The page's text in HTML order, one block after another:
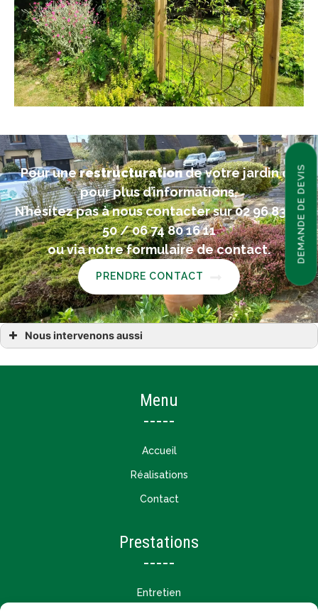
Pour unerestructurationde votre jardin ou
pour plus d’informations,
N’hésitez pas à nous contacter sur 02 96 83 55
50 / 06 74 80 16 11
ou via notre formulaire de contact.
PRENDRE CONTACT
Nous intervenons aussi
Menu
Accueil
Réalisations
Contact
Prestations
Entretien
DEMANDE DE DEVIS